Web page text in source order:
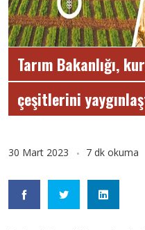
Tarım Bakanlığı,
çeşitlerini
30 Mart 2023 7 dk okuma